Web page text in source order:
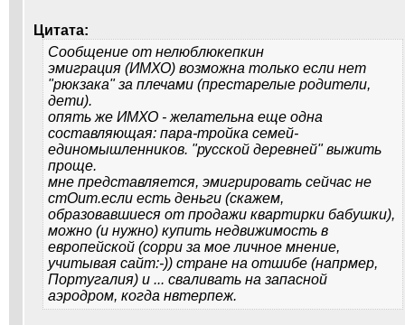
Цитата:
Сообщение от нелюблюкепкин
эмиграция (ИМХО) возможна только если нет
"рюкзака" за плечами (престарелые родители,
дети).
опять же ИМХО - желательна еще одна
составляющая: пара-тройка семей-
единомышленников. "русской деревней" выжить
проще.
мне представляется, эмигрировать сейчас не
стОит.если есть деньги (скажем,
образовавшиеся от продажи квартирки бабушки),
можно (и нужно) купить недвижимость в
европейской (сорри за мое личное мнение,
учитывая сайт:-)) стране на отшибе (напрмер,
Португалия) и ... сваливать на запасной
аэродром, когда нвтерпеж.